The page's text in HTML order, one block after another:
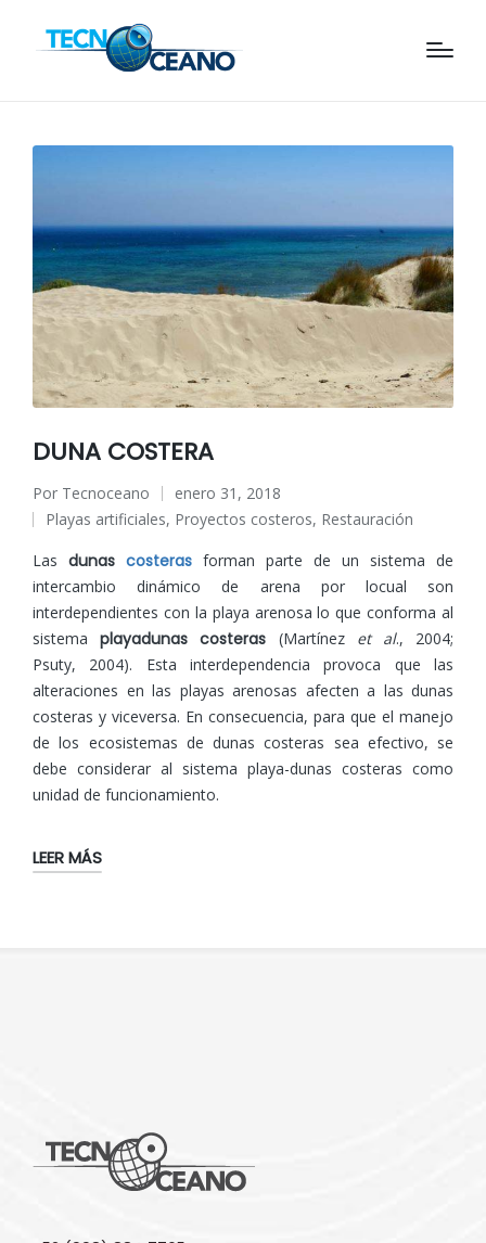
DUNA COSTERA
Publicado
por
Por Tecnoceano
enero 31, 2018
Publicado
en
Playas artificiales, Proyectos costeros, Restauración
Las dunas costeras forman parte de un sistema de
intercambio dinámico de arena por locual son
interdependientes con la playa arenosa lo que conforma al
sistemaplayadunas costeras (Martínez et al., 2004;
Psuty, 2004). Esta interdependencia provoca que las
alteraciones en las playas arenosas afecten a las dunas
costeras y viceversa. En consecuencia, para que el manejo
de los ecosistemas de dunas costeras sea efectivo, se
debe considerar al sistema playa-dunas costeras como
unidad de funcionamiento.
LEER MÁS